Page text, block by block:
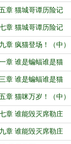
章 猫城哥谭历险记
章 猫城哥谭历险记
章 疯猫登场！（中）
章 谁是蝙蝠谁是猫
章 谁是蝙蝠谁是猫
章 猫咪万岁！（中）
章 谁能毁灭席勒庄
章 谁能毁灭席勒庄